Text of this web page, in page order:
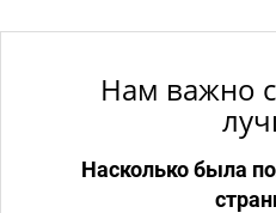
Нам важно
Насколько была